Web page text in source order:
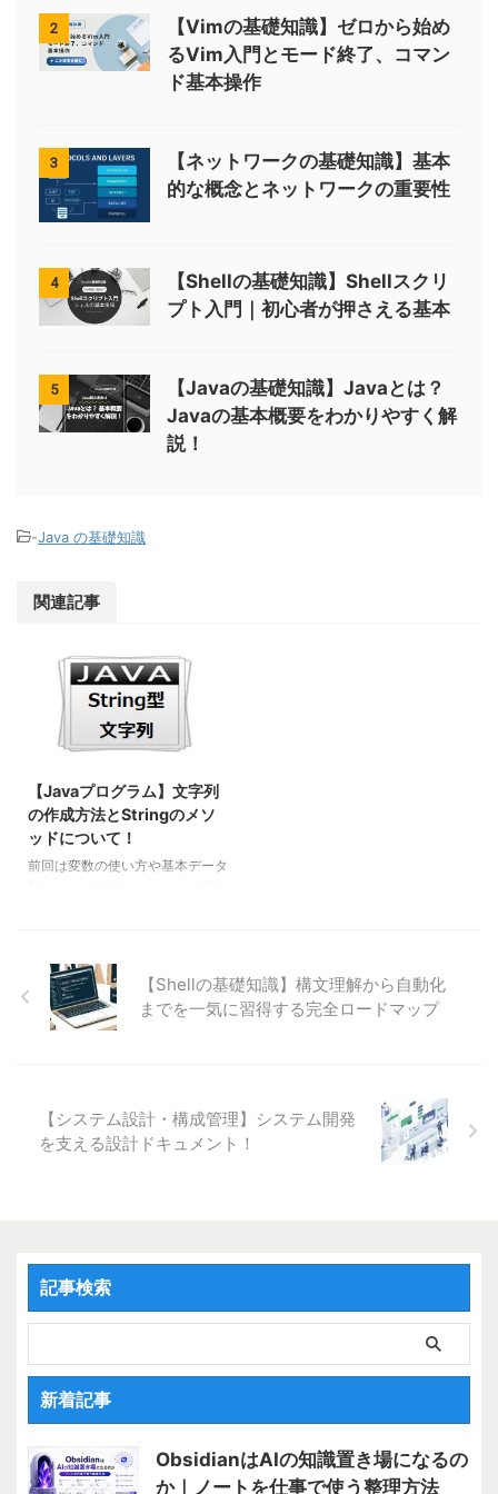
2
【Vimの基礎知識】ゼロから始め
るVim入門とモード終了、コマン
ド基本操作
3
【ネットワークの基礎知識】基本
的な概念とネットワークの重要性
4
【Shellの基礎知識】Shellスクリ
プト入門｜初心者が押さえる基本
5
【Javaの基礎知識】Javaとは？
Javaの基本概要をわかりやすく解
説！
-Java の基礎知識
関連記事
【Javaプログラム】文字列
の作成方法とStringのメソ
ッドについて！
前回は変数の使い方や基本データ
ではありませんが、int型と並ん
でよく使うデータ型なので、ここ
で基本を押さえておきましょう！
タではなく「charの集合体」を指
しています。また、String型の変
数は、実はStringというクラスか
【Shellの基礎知識】構文理解から自動化
までを一気に習得する完全ロードマップ
【システム設計・構成管理】システム開発
を支える設計ドキュメント！
記事検索
新着記事
ObsidianはAIの知識置き場になるの
か｜ノートを仕事で使う整理方法